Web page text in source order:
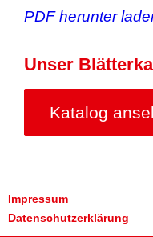
Unser
Katalog
Impressum
Datenschutzerklärung